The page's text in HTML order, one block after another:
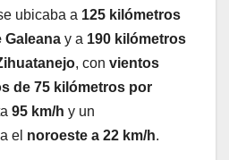
ubicaba a 125 kilómetros
Galeana y a 190 kilómetros
, con vientos
de 75 kilómetros por
95 km/h y un
el noroeste a 22 km/h.